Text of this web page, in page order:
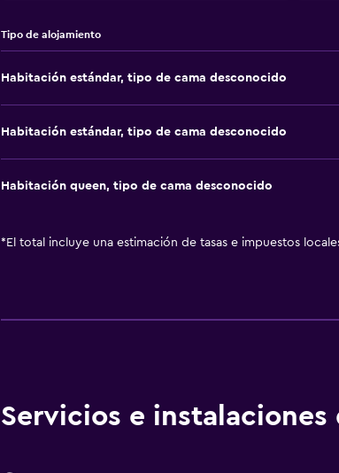
Tipo de alojamiento
Habitación estándar, tipo de cama desconocido
Habitación estándar, tipo de cama desconocido
Habitación queen, tipo de cama desconocido
* El total incluye una estimación de tasas e impuestos
Servicios e instalaciones